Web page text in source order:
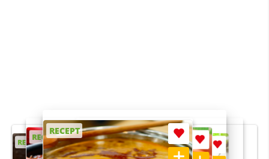
RECEPT
RECEPT
RECEPT
RECEPT
RECEPT